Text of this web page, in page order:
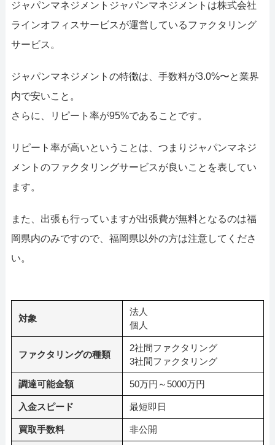
ジャパンマネジメントジャパンマネジメントは株式会社
ラインオフィスサービスが運営しているファクタリング
サービス。
ジャパンマネジメントの特徴は、手数料が3.0%〜と業界
内で安いこと。
さらに、リピート率が95%であることです。
リピート率が高いということは、つまりジャパンマネジ
メントのファクタリングサービスが良いことを表してい
ます。
また、出張も行っていますが出張費が無料となるのは福
岡県内のみですので、福岡県以外の方は注意してくださ
い。
対象
法人
個人
ファクタリングの種類
2社間ファクタリング
3社間ファクタリング
調達可能金額 50万円～5000万円
入金スピード 最短即日
買取手数料 非公開